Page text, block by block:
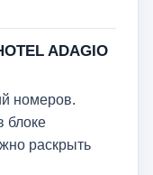
ADAGIO
номеров.
блоке
раскрыть